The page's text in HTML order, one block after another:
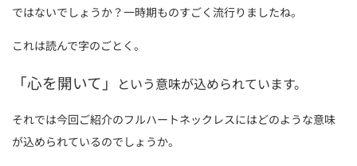
ではないでしょうか？一時期ものすごく流行りましたね。
これは読んで字のごとく。
「心を開いて」 という意味が込められています。
それでは今回ご紹介のフルハートネックレスにはどのような意味
が込められているのでしょうか。